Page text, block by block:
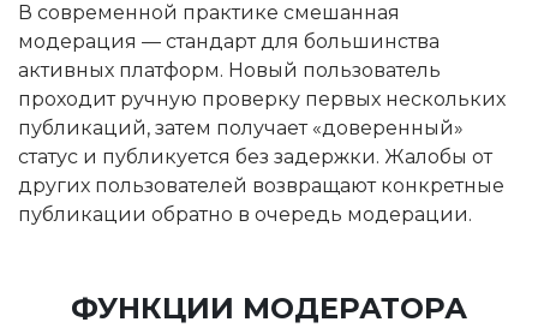
В современной практике смешанная
модерация — стандарт для большинства
активных платформ. Новый пользователь
проходит ручную проверку первых нескольких
публикаций, затем получает «доверенный»
статус и публикуется без задержки. Жалобы от
других пользователей возвращают конкретные
публикации обратно в очередь модерации.
ФУНКЦИИ МОДЕРАТОРА